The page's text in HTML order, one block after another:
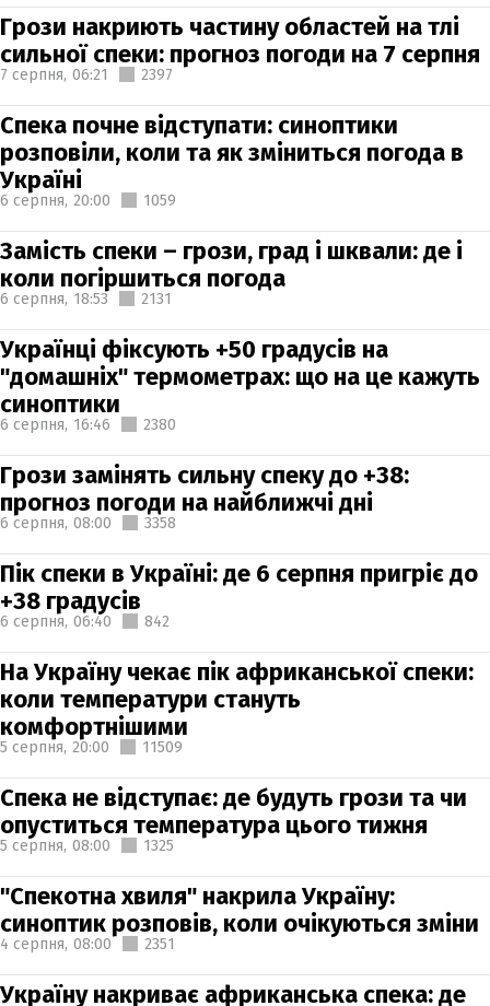
Грози накриють частину областей на тлі
сильної спеки: прогноз погоди на 7 серпня
7 серпня, 06:21 2397
Спека почне відступати: синоптики
розповіли, коли та як зміниться погода в
Україні
6 серпня, 20:00 1059
Замість спеки – грози, град і шквали: де і
коли погіршиться погода
6 серпня, 18:53 2131
Українці фіксують +50 градусів на
"домашніх" термометрах: що на це кажуть
синоптики
6 серпня, 16:46 2380
Грози замінять сильну спеку до +38:
прогноз погоди на найближчі дні
6 серпня, 08:00 3358
Пік спеки в Україні: де 6 серпня пригріє до
+38 градусів
6 серпня, 06:40 842
На Україну чекає пік африканської спеки:
коли температури стануть
комфортнішими
5 серпня, 20:00 11509
Спека не відступає: де будуть грози та чи
опуститься температура цього тижня
5 серпня, 08:00 1325
"Спекотна хвиля" накрила Україну:
синоптик розповів, коли очікуються зміни
4 серпня, 08:00 2351
Україну накриває африканська спека: де